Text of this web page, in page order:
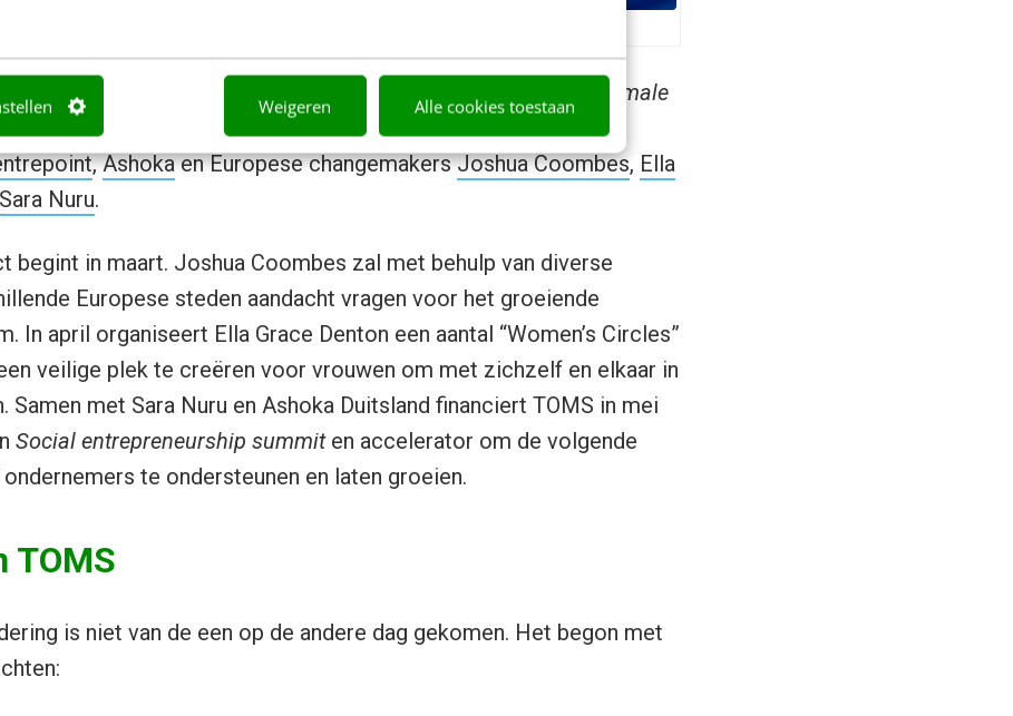
Weigeren Alle cookies toestaan
2019 gaat TOMS zich richten op lokale issues als daklozen,
female
ondernemerschap met sociale impact. TOMS werkt samen met
,Ashokaen Europese changemakers Joshua Coombes, Ella
Sara Nuru.
begint in maart. Joshua Coombes zal met behulp van diverse
Europese steden aandacht vragen voor het groeiende
In april organiseert Ella Grace Denton een aantal “Women’s Circles”
veilige plek te creëren voor vrouwen om met zichzelf en elkaar in
Samen met Sara Nuru en Ashoka Duitsland financiert TOMS in mei
Social entrepreneurship summit en accelerator om de volgende
te ondersteunen en laten groeien.
TOMS
is niet van de een op de andere dag gekomen. Het begon met